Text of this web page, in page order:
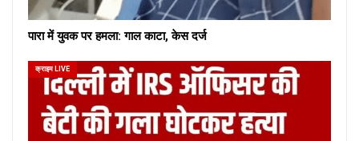
पारा में युवक पर हमला: गाल काटा, केस दर्ज
क्राइम LIVE